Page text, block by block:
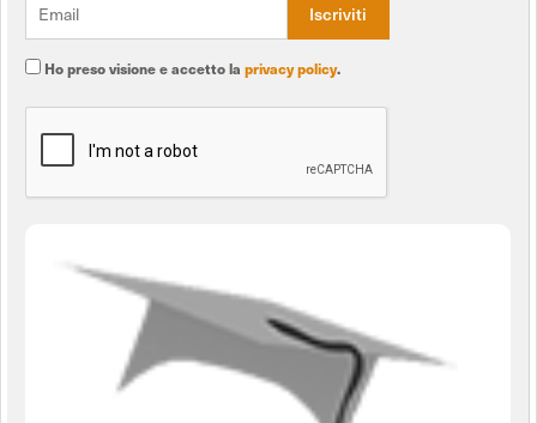
Ho preso visione e accetto la privacy policy.